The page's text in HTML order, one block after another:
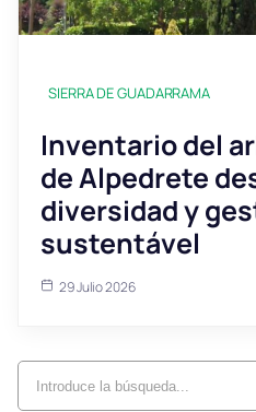
SIERRA DE GUADARRAMA
Inventario del
de Alpedrete
diversidad y
sustentável
29 Julio 2026